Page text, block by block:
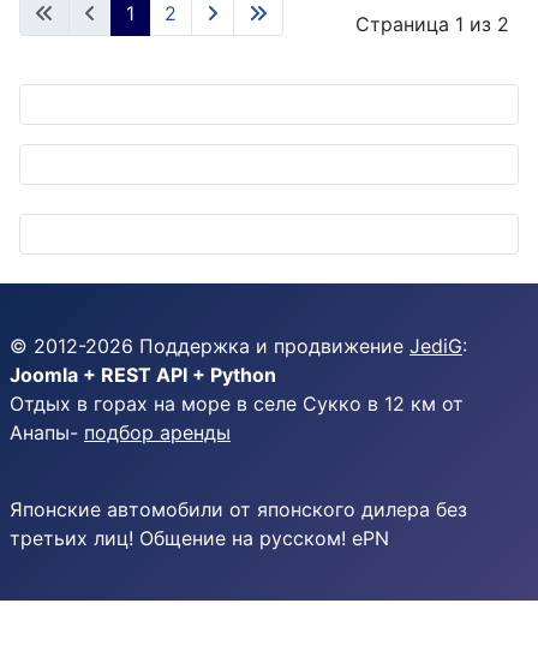
Страница 1 из 2
1 2
© 2012-2026 Поддержка и продвижение JediG:
Joomla + REST API + Python
Отдых в горах на море в селе Сукко в 12 км от
Анапы- подбор аренды
Японские автомобили от японского дилера без
третьих лиц! Общение на русском! ePN